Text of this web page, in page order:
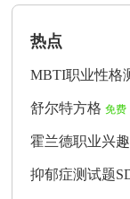
热点
MBTI职业性格
舒尔特方格 免费
霍兰德职业兴
抑郁症测试题